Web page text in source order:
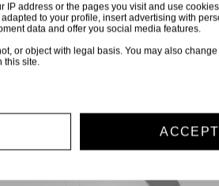
demande
address or the pages you visit and use
to your profile, insert advertising with
data and offer you social media features.
or object with legal basis. You may also
this site.